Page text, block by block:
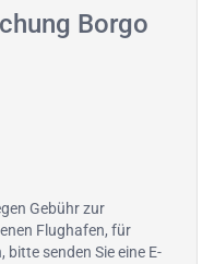
Borgo
Gebühr zur
Flughafen, für
senden Sie eine E-